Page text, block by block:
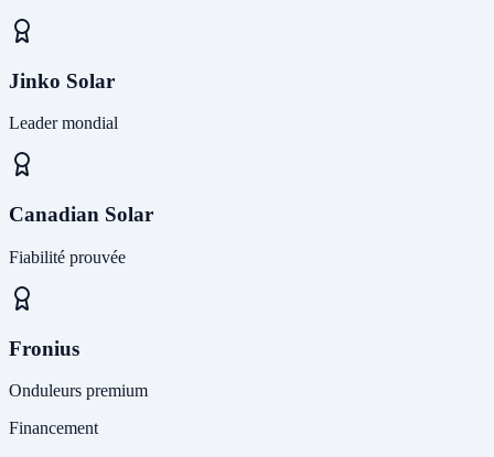
Jinko Solar
Leader mondial
Canadian Solar
Fiabilité prouvée
Fronius
Onduleurs premium
Financement